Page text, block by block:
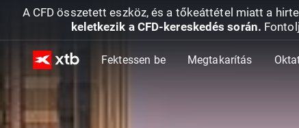
A CFD összetett eszköz, és a tőkeáttétel miatt a
keletkezik a CFD-kereskedés során.
Fektessen be Megtakarítás